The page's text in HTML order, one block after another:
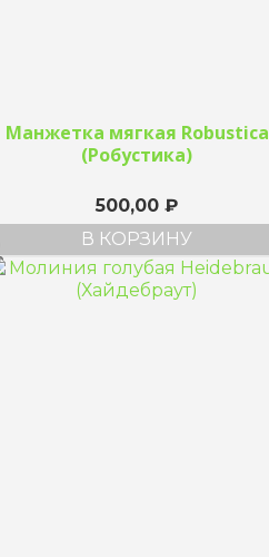
Манжетка мягкая Robustica
(Робустика)
500,00 ₽
В КОРЗИНУ